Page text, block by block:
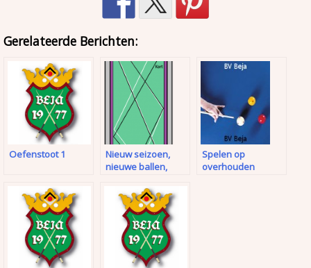
Gerelateerde Berichten:
Oefenstoot 1
Nieuw seizoen,
nieuwe ballen,
Spelen op
overhouden